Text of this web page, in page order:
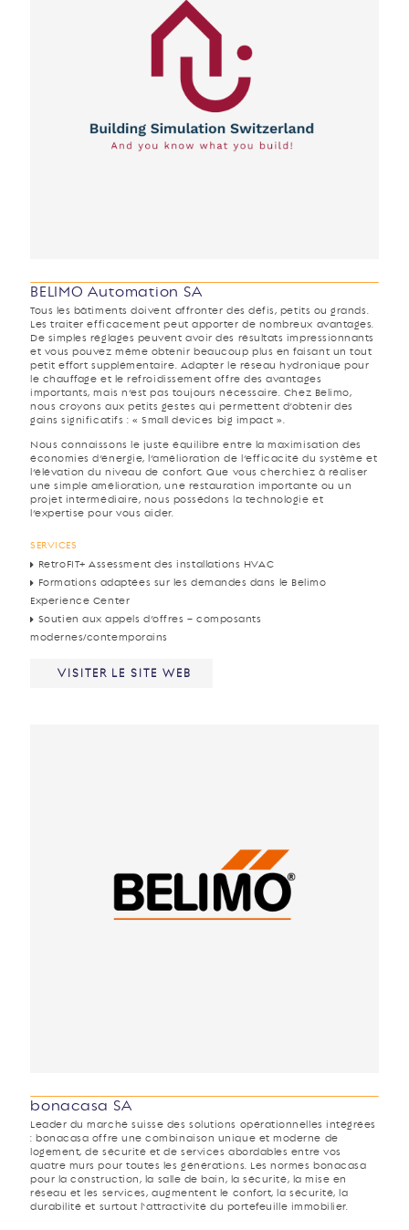
BELIMO Automation SA
Tous les bâtiments doivent affronter des défis, petits ou grands.
Les traiter efficacement peut apporter de nombreux avantages.
De simples réglages peuvent avoir des résultats impressionnants
et vous pouvez même obtenir beaucoup plus en faisant un tout
petit effort supplémentaire. Adapter le réseau hydronique pour
le chauffage et le refroidissement offre des avantages
importants, mais n’est pas toujours nécessaire. Chez Belimo,
nous croyons aux petits gestes qui permettent d’obtenir des
gains significatifs : « Small devices big impact ».
Nous connaissons le juste équilibre entre la maximisation des
économies d’énergie, l’amélioration de l’efficacité du système et
l’élévation du niveau de confort. Que vous cherchiez à réaliser
une simple amélioration, une restauration importante ou un
projet intermédiaire, nous possédons la technologie et
l’expertise pour vous aider.
SERVICES
RetroFIT+ Assessment des installations HVAC
Formations adaptées sur les demandes dans le Belimo
Experience Center
Soutien aux appels d’offres – composants
modernes/contemporains
VISITER LE SITE WEB
bonacasa SA
Leader du marché suisse des solutions opérationnelles intégrées
: bonacasa offre une combinaison unique et moderne de
logement, de sécurité et de services abordables entre vos
quatre murs pour toutes les générations. Les normes bonacasa
pour la construction, la salle de bain, la sécurité, la mise en
réseau et les services, augmentent le confort, la sécurité, la
durabilité et surtout l‘attractivité du portefeuille immobilier.